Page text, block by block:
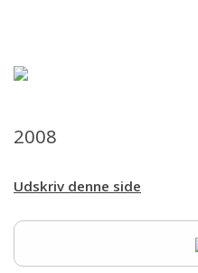
Hjem
Årbog
2008
Udskriv denne side